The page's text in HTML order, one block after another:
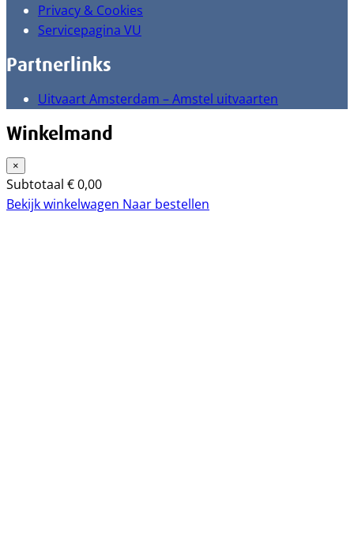
Privacy & Cookies
Servicepagina VU
Partnerlinks
Uitvaart Amsterdam – Amstel uitvaarten
Winkelmand
×
Subtotaal €0,00
Bekijk winkelwagen Naar bestellen